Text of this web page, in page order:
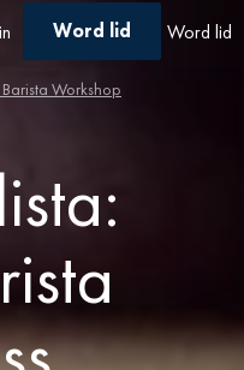
Word lid Word lid
Workshop